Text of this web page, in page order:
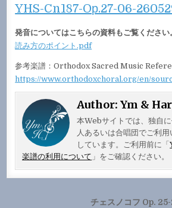
YHS-Cn187-Oр.27-06-
発音についてはこちらの資料もご覧ください
読み方のポイント.pdf
参考楽譜：Orthodox Sacred Music
https://www.orthodoxchoral.org/en/
Author:Ym &
本Webサイトでは、独自
人あるいは合唱団でご利
しています。ご利用前に「
楽譜の利用について 」をご確認ください。
チェスノコフ Op.